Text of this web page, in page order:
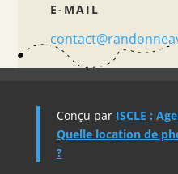
E-MAIL
Conçu par ISCLE :
Quelle location de
?